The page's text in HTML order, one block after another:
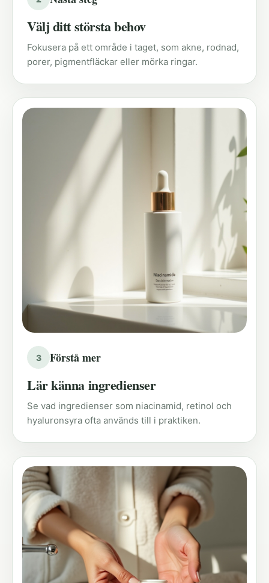
Välj ditt största behov
Fokusera på ett område i taget, som akne, rodnad,
porer, pigmentfläckar eller mörka ringar.
3 Förstå mer
Lär känna ingredienser
Se vad ingredienser som niacinamid, retinol och
hyaluronsyra ofta används till i praktiken.